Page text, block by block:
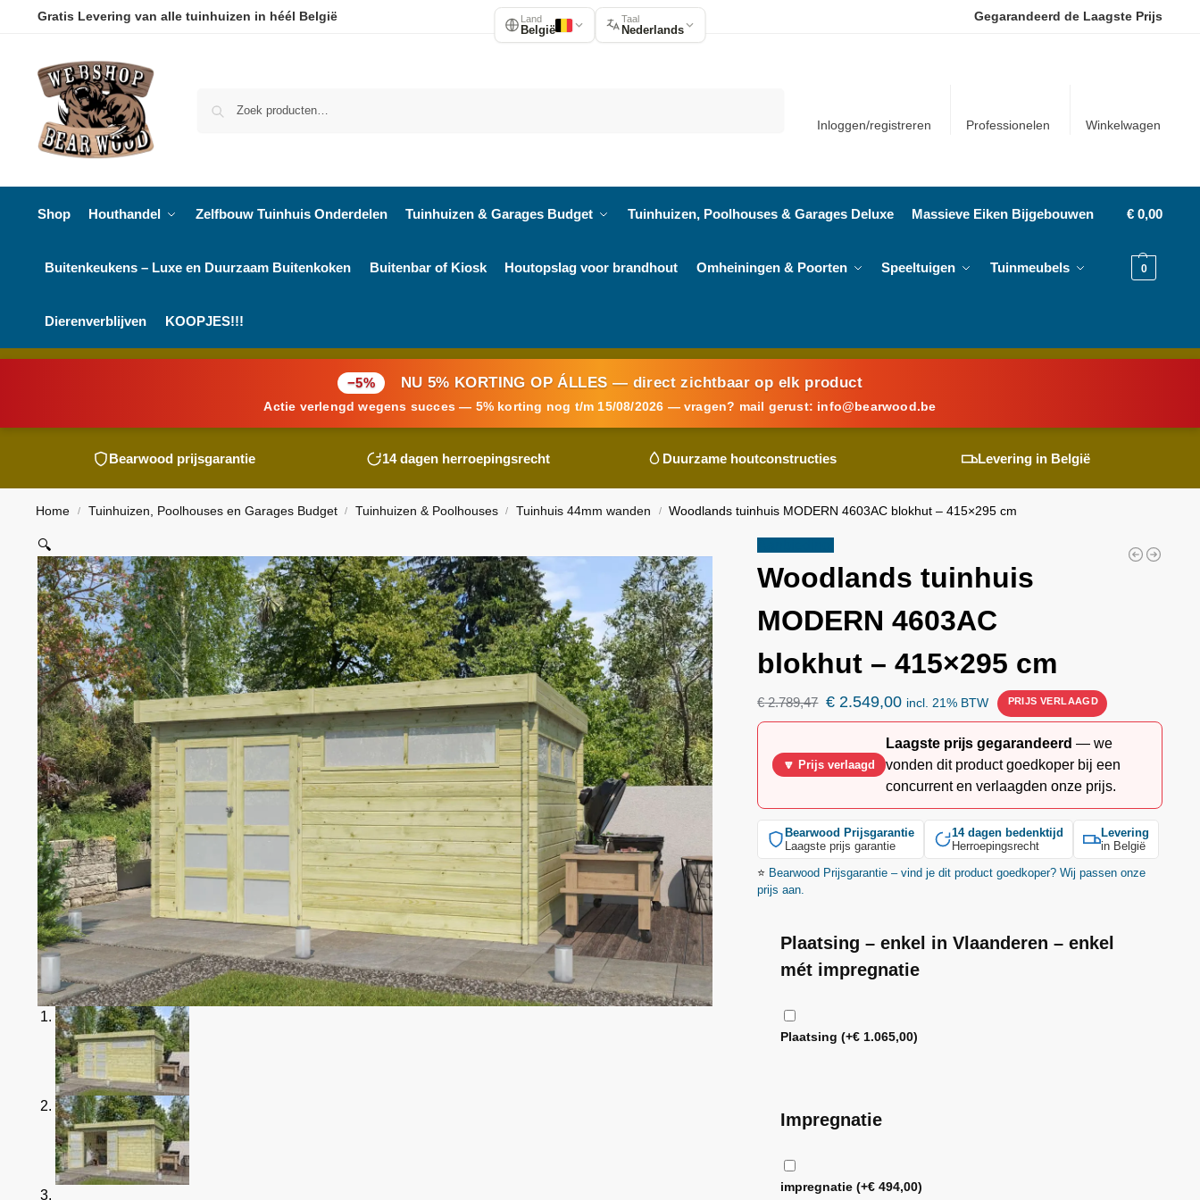
Gratis Levering van alle tuinhuizen in héél België Gegarandeerd de Laagste Prijs
Inloggen/registreren Professionelen Winkelwagen
Shop Houthandel Zelfbouw Tuinhuis Onderdelen Tuinhuizen & Garages Budget Tuinhuizen, Poolhouses & Garages Deluxe Massieve Eiken Bijgebouwen
Buitenkeukens – Luxe en Duurzaam Buitenkoken Buitenbar of Kiosk Houtopslag voor brandhout Omheiningen & Poorten Speeltuigen Tuinmeubels
Dierenverblijven KOOPJES!!!
€ 0,00
0
−5% NU 5% KORTING OP ÁLLES — direct zichtbaar op elk product
Actie verlengd wegens succes — 5% korting nog t/m 15/08/2026 — vragen? mail gerust: info@ bearwood .be
Bearwood prijsgarantie 14 dagen herroepingsrecht Duurzame houtconstructies Levering in België
Home / Tuinhuizen, Poolhouses en Garages Budget / Tuinhuizen & Poolhouses / Tuinhuis 44mm wanden / Woodlands tuinhuis MODERN 4603AC blokhut – 415×295 cm
🔍
Woodlands tuinhuis
MODERN 4603AC
blokhut – 415×295 cm
€2.789,47 € 2.549,00 incl. 21% BTW
🔽 Prijs verlaagd
Laagste prijs gegarandeerd — we
vonden dit product goedkoper bij een
concurrent en verlaagden onze prijs.
Bearwood Prijsgarantie
Laagste prijs garantie
14 dagen bedenktijd
Herroepingsrecht
Levering
in België
⭐ Bearwood Prijsgarantie – vind je dit product goedkoper? Wij passen onze
prijs aan.
Plaatsing – enkel in Vlaanderen – enkel
mét impregnatie
Plaatsing(+€ 1.065,00)
Impregnatie
impregnatie(+€ 494,00)
Land
België
Taal
Nederlands